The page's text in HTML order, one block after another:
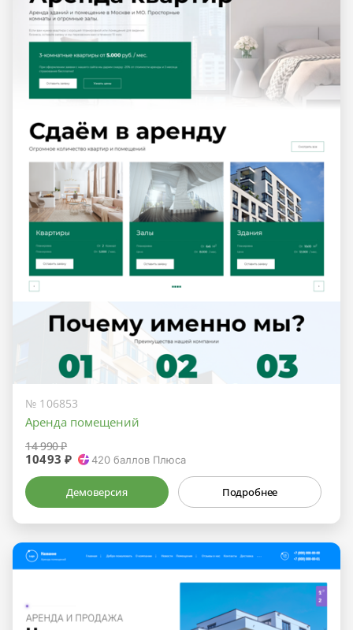
№ 106853
Аренда помещений
14 990 ₽
10493 ₽ 420 баллов Плюса
Демоверсия Подробнее